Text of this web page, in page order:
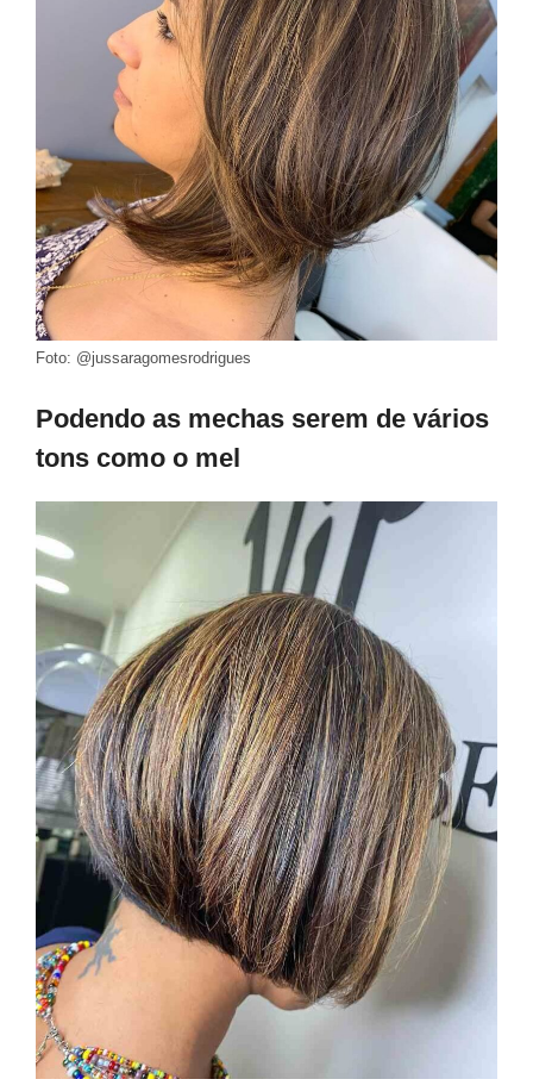
Foto: @jussaragomesrodrigues
Podendo as mechas serem de vários
tons como o mel